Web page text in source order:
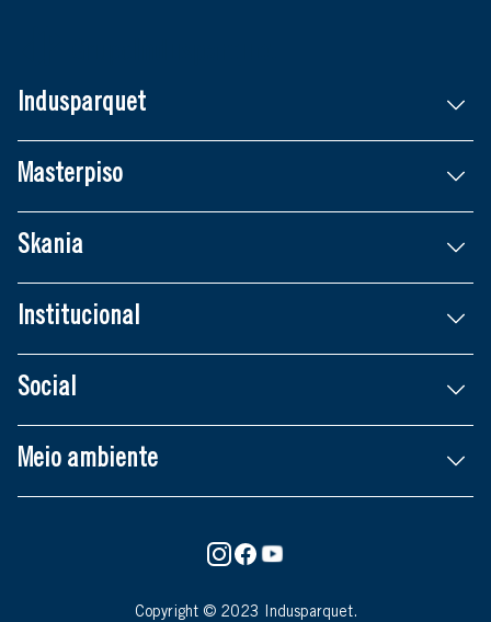
Indusparquet
Masterpiso
Skania
Institucional
Social
Meio ambiente
Copyright © 2023 Indusparquet.